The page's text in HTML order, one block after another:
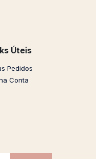
Úteis
Pedidos
Conta